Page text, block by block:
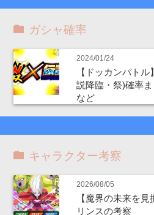
ガシャ確率
2024/01/24
【ドッカンバト
説降臨・祭)確率
など
キャラクター考察
2026/08/05
【魔界の未来を
リンスの考察